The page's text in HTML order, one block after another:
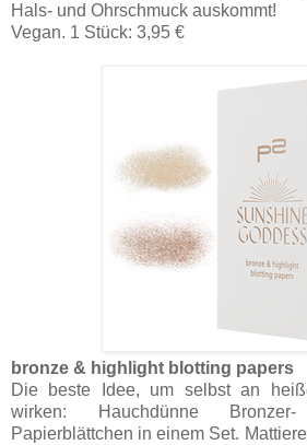
Hals- und Ohrschmuck auskommt!
Vegan. 1 Stück: 3,95 €
bronze & highlight blotting papers
Die beste Idee, um selbst an
wirken: Hauchdünne
Papierblättchen in einem Set.